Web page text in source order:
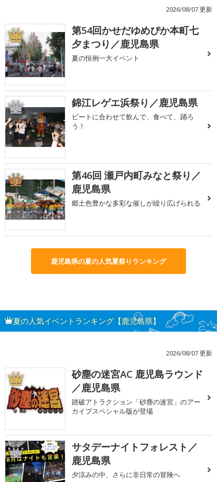
2026/08/07 更新
1
第54回かせだゆめぴか本町七
夕まつり／鹿児島県
夏の恒例一大イベント
2 錦江レゲエ浜祭り／鹿児島県
ビートに合わせて飲んで、食べて、踊ろ
う！
3
第46回 瀬戸内町みなと祭り／
鹿児島県
郷土色豊かな多彩な催しが繰り広げられる
鹿児島県の夏の人気夏祭りランキング
夏の人気イベントランキング【鹿児島県】
2026/08/07 更新
1
砂塵の迷宮AC 鹿児島ラウンド
／鹿児島県
踏破アトラクション「砂塵の迷宮」のアー
カイブスペシャル版が登場
2
サタデーナイトフォレスト／
鹿児島県
夕涼みの中、さらに非日常の冒険へ